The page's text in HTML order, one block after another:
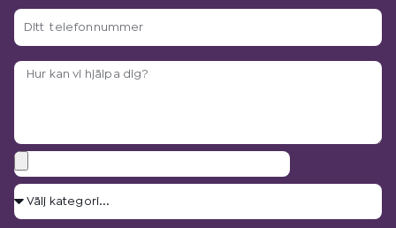
Ditt
Arbetsbeskrivning?
Bilagor
Välj